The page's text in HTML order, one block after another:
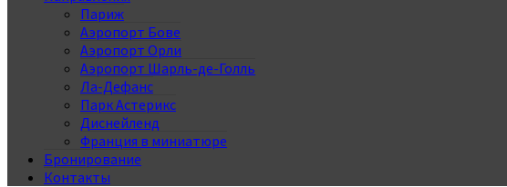
Париж
Аэропорт Бове
Аэропорт Орли
Аэропорт Шарль-де-Голль
Ла-Дефанс
Парк Астерикс
Диснейленд
Франция в миниатюре
Бронирование
Контакты